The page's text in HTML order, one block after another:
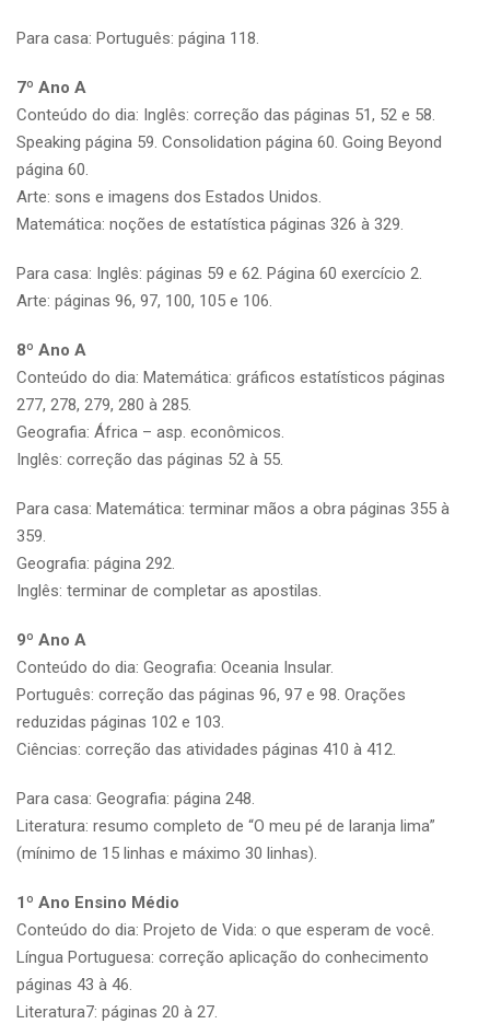
Para casa: Português: página 118.
7º Ano A
Conteúdo do dia: Inglês: correção das páginas 51, 52 e 58.
Speaking página 59. Consolidation página 60. Going Beyond
página 60.
Arte: sons e imagens dos Estados Unidos.
Matemática: noções de estatística páginas 326 à 329.
Para casa: Inglês: páginas 59 e 62. Página 60 exercício 2.
Arte: páginas 96, 97, 100, 105 e 106.
8º Ano A
Conteúdo do dia: Matemática: gráficos estatísticos páginas
277, 278, 279, 280 à 285.
Geografia: África – asp. econômicos.
Inglês: correção das páginas 52 à 55.
Para casa: Matemática: terminar mãos a obra páginas 355 à
359.
Geografia: página 292.
Inglês: terminar de completar as apostilas.
9º Ano A
Conteúdo do dia: Geografia: Oceania Insular.
Português: correção das páginas 96, 97 e 98. Orações
reduzidas páginas 102 e 103.
Ciências: correção das atividades páginas 410 à 412.
Para casa: Geografia: página 248.
Literatura: resumo completo de “O meu pé de laranja lima”
(mínimo de 15 linhas e máximo 30 linhas).
1º Ano Ensino Médio
Conteúdo do dia: Projeto de Vida: o que esperam de você.
Língua Portuguesa: correção aplicação do conhecimento
páginas 43 à 46.
Literatura7: páginas 20 à 27.